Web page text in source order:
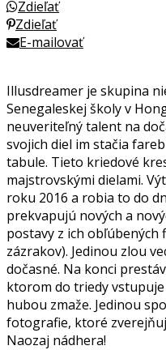
Zdieľať
Zdieľať
E-mailovať
Illusdreamer je skupina
Senegaleskej školy v
neuveriteľný talent na
svojich diel im stačia
tabule. Tieto kriedové
majstrovskými dielami.
roku 2016 a robia to do
prekvapujú nových a
postavy z ich obľúbených
zázrakov). Jedinou zlou
dočasné. Na konci
ktorom do triedy
hubou zmaže. Jedinou
fotografie, ktoré
Naozaj nádhera!